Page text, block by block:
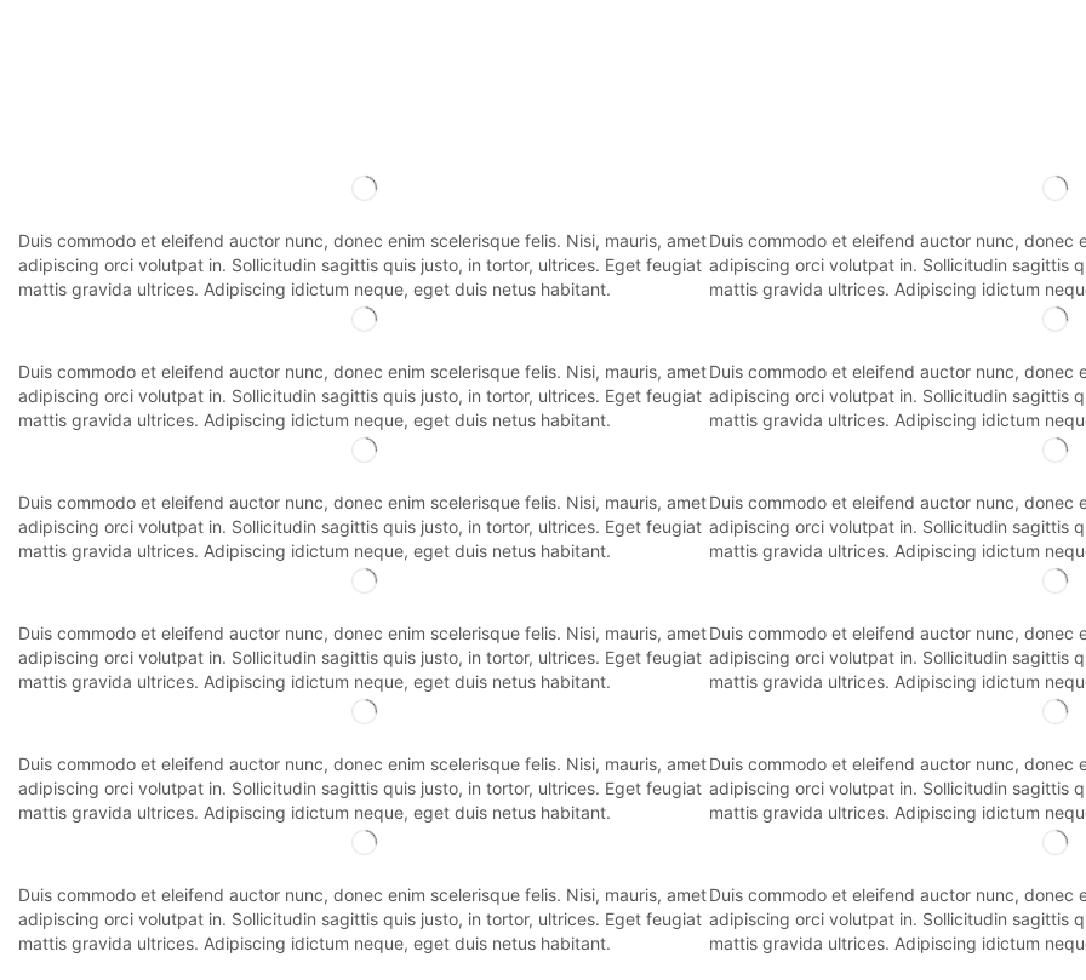
Duis commodo et eleifend auctor nunc, donec enim scelerisque felis. Nisi, mauris, amet
adipiscing orci volutpat in. Sollicitudin sagittis quis justo, in tortor, ultrices. Eget feugiat
mattis gravida ultrices. Adipiscing idictum neque, eget duis netus habitant.
Duis commodo et eleifend auctor nunc, donec
adipiscing orci volutpat in. Sollicitudin sagittis
mattis gravida ultrices. Adipiscing idictum
Duis commodo et eleifend auctor nunc, donec
adipiscing orci volutpat in. Sollicitudin sagittis
mattis gravida ultrices. Adipiscing idictum
Duis commodo et eleifend auctor nunc, donec enim scelerisque felis. Nisi, mauris, amet
adipiscing orci volutpat in. Sollicitudin sagittis quis justo, in tortor, ultrices. Eget feugiat
mattis gravida ultrices. Adipiscing idictum neque, eget duis netus habitant.
Duis commodo et eleifend auctor nunc, donec
adipiscing orci volutpat in. Sollicitudin sagittis
mattis gravida ultrices. Adipiscing idictum
Duis commodo et eleifend auctor nunc, donec
adipiscing orci volutpat in. Sollicitudin sagittis
mattis gravida ultrices. Adipiscing idictum
Duis commodo et eleifend auctor nunc, donec enim scelerisque felis. Nisi, mauris, amet
adipiscing orci volutpat in. Sollicitudin sagittis quis justo, in tortor, ultrices. Eget feugiat
mattis gravida ultrices. Adipiscing idictum neque, eget duis netus habitant.
Duis commodo et eleifend auctor nunc, donec
adipiscing orci volutpat in. Sollicitudin sagittis
mattis gravida ultrices. Adipiscing idictum
Duis commodo et eleifend auctor nunc, donec
adipiscing orci volutpat in. Sollicitudin sagittis
mattis gravida ultrices. Adipiscing idictum
Duis commodo et eleifend auctor nunc, donec enim scelerisque felis. Nisi, mauris, amet
adipiscing orci volutpat in. Sollicitudin sagittis quis justo, in tortor, ultrices. Eget feugiat
mattis gravida ultrices. Adipiscing idictum neque, eget duis netus habitant.
Duis commodo et eleifend auctor nunc, donec
adipiscing orci volutpat in. Sollicitudin sagittis
mattis gravida ultrices. Adipiscing idictum
Duis commodo et eleifend auctor nunc, donec
adipiscing orci volutpat in. Sollicitudin sagittis
mattis gravida ultrices. Adipiscing idictum
Duis commodo et eleifend auctor nunc, donec enim scelerisque felis. Nisi, mauris, amet
adipiscing orci volutpat in. Sollicitudin sagittis quis justo, in tortor, ultrices. Eget feugiat
mattis gravida ultrices. Adipiscing idictum neque, eget duis netus habitant.
Duis commodo et eleifend auctor nunc, donec
adipiscing orci volutpat in. Sollicitudin sagittis
mattis gravida ultrices. Adipiscing idictum
Duis commodo et eleifend auctor nunc, donec
adipiscing orci volutpat in. Sollicitudin sagittis
mattis gravida ultrices. Adipiscing idictum
Duis commodo et eleifend auctor nunc, donec enim scelerisque felis. Nisi, mauris, amet
adipiscing orci volutpat in. Sollicitudin sagittis quis justo, in tortor, ultrices. Eget feugiat
mattis gravida ultrices. Adipiscing idictum neque, eget duis netus habitant.
Duis commodo et eleifend auctor nunc, donec
adipiscing orci volutpat in. Sollicitudin sagittis
mattis gravida ultrices. Adipiscing idictum
Duis commodo et eleifend auctor nunc, donec
adipiscing orci volutpat in. Sollicitudin sagittis
mattis gravida ultrices. Adipiscing idictum